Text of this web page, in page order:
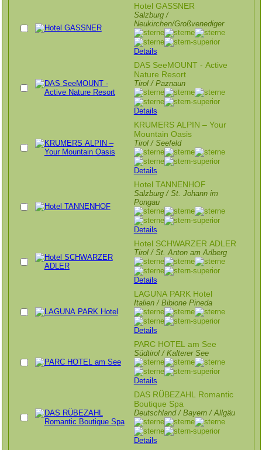
Hotel GASSNER
Salzburg /
Neukirchen/Großvenediger
Details
DAS SeeMOUNT - Active
Nature Resort
Tirol / Paznaun
Details
KRUMERS ALPIN – Your
Mountain Oasis
Tirol / Seefeld
Details
Hotel TANNENHOF
Salzburg / St. Johann im
Pongau
Details
Hotel SCHWARZER ADLER
Tirol / St. Anton am Arlberg
Details
LAGUNA PARK Hotel
Italien / Bibione Pineda
Details
PARC HOTEL am See
Südtirol / Kalterer See
Details
DAS RÜBEZAHL Romantic
Boutique Spa
Deutschland / Bayern / Allgäu
Details